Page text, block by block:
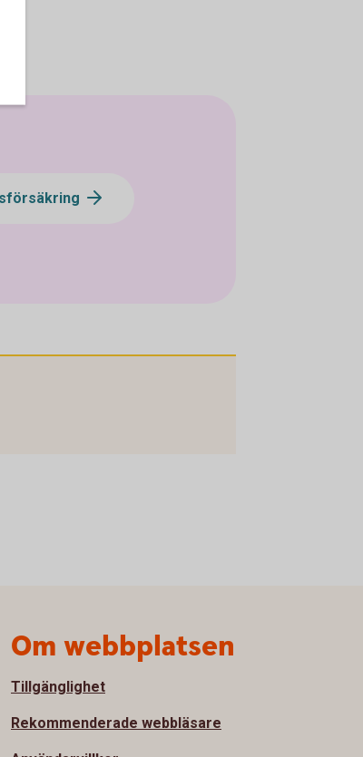
Om webbplatsen
Tillgänglighet
Rekommenderade webbläsare